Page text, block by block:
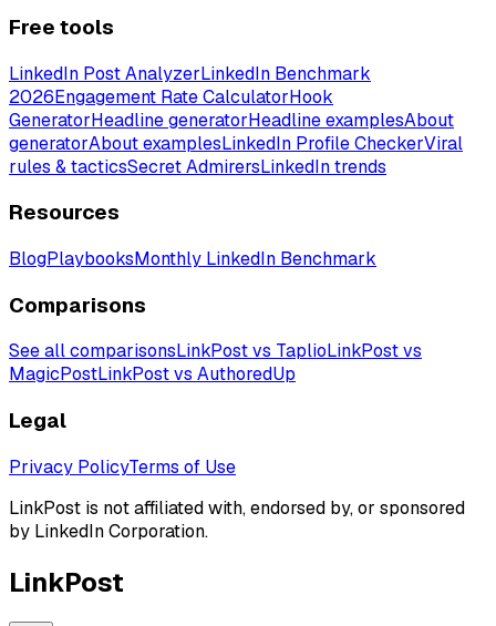
Free tools
LinkedIn Post AnalyzerLinkedIn Benchmark
2026Engagement Rate CalculatorHook
GeneratorHeadline generatorHeadline examplesAbout
generatorAbout examplesLinkedIn Profile CheckerViral
rules & tacticsSecret AdmirersLinkedIn trends
Resources
BlogPlaybooksMonthly LinkedIn Benchmark
Comparisons
See all comparisonsLinkPost vs TaplioLinkPost vs
MagicPostLinkPost vs AuthoredUp
Legal
Privacy PolicyTerms of Use
LinkPost is not affiliated with, endorsed by, or sponsored
by LinkedIn Corporation.
LinkPost